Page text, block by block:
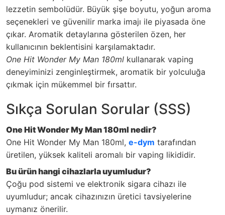
lezzetin sembolüdür. Büyük şişe boyutu, yoğun aroma
seçenekleri ve güvenilir marka imajı ile piyasada öne
çıkar. Aromatik detaylarına gösterilen özen, her
kullanıcının beklentisini karşılamaktadır.
One Hit Wonder My Man 180ml kullanarak vaping
deneyiminizi zenginleştirmek, aromatik bir yolculuğa
çıkmak için mükemmel bir fırsattır.
Sıkça Sorulan Sorular (SSS)
One Hit Wonder My Man 180ml nedir?
One Hit Wonder My Man 180ml, e-dym tarafından
üretilen, yüksek kaliteli aromalı bir vaping likididir.
Bu ürün hangi cihazlarla uyumludur?
Çoğu pod sistemi ve elektronik sigara cihazı ile
uyumludur; ancak cihazınızın üretici tavsiyelerine
uymanız önerilir.